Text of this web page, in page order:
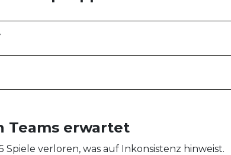
Teams erwartet
Spiele verloren, was auf Inkonsistenz hinweist.